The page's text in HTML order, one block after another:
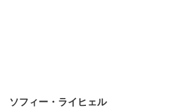
ソフィー・ライヒェル